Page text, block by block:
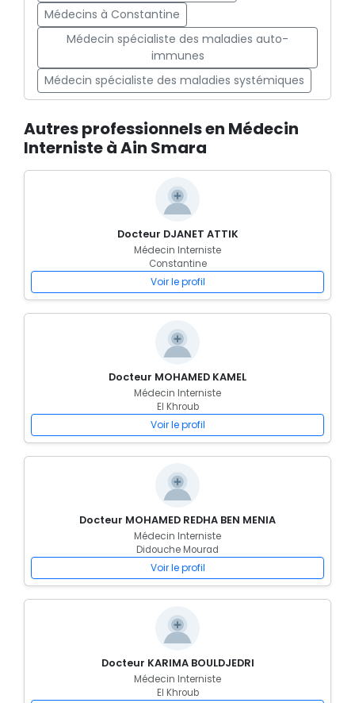
Médecins à Constantine
Médecin spécialiste des maladies auto-
immunes
Médecin spécialiste des maladies systémiques
Autres professionnels en Médecin
Interniste à Ain Smara
Docteur DJANET ATTIK
Médecin Interniste
Constantine
Voir le profil
Docteur MOHAMED KAMEL
Médecin Interniste
El Khroub
Voir le profil
Docteur MOHAMED REDHA BEN MENIA
Médecin Interniste
Didouche Mourad
Voir le profil
Docteur KARIMA BOULDJEDRI
Médecin Interniste
El Khroub